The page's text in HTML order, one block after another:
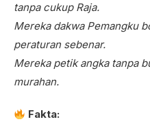
tanpa cukup Raja.
Mereka dakwa Pemangku
peraturan sebenar.
Mereka petik angka tanpa
murahan.
Fakta: